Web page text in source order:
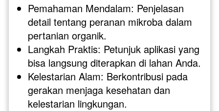
Pemahaman Mendalam: Penjelasan
detail tentang peranan mikroba dalam
pertanian organik.
Langkah Praktis: Petunjuk aplikasi yang
bisa langsung diterapkan di lahan Anda.
Kelestarian Alam: Berkontribusi pada
gerakan menjaga kesehatan dan
kelestarian lingkungan.